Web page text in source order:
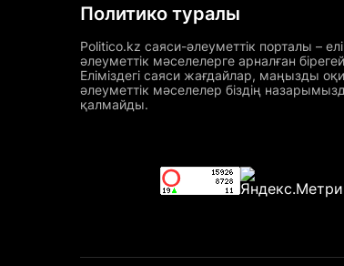
Политико туралы
Politico.kz саяси-әлеуметтік порталы –
әлеуметтік мәселелерге арналған
Еліміздегі саяси жағдайлар, маңызды
әлеуметтік мәселелер біздің
қалмайды.